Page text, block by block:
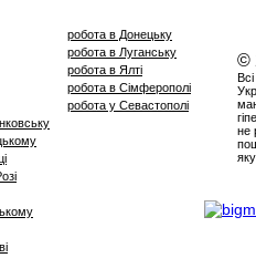
робота в Донецьку
робота в Луганську
робота в Ялті
робота в Сімферополі
робота у Севастополі
©
не